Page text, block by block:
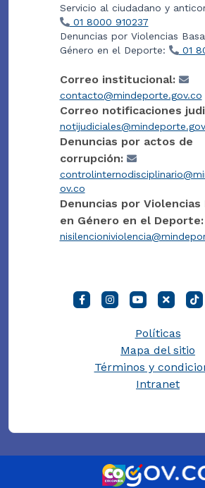
Servicio al ciudadano y
01 8000 910237
Denuncias por Violencias
Género en el Deporte:
01
Correo institucional:
contacto@mindeporte.gov.co
Correo notificaciones
Denuncias por actos de
corrupción:
ov.co
Denuncias por Violencias
en Género en el Deporte:
Políticas
Mapa del sitio
Términos y
Intranet